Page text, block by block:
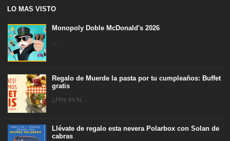
LO MAS VISTO
Monopoly Doble McDonald's 2026
Regalo de Muerde la pasta por tu cumpleaños: Buffet
gratis
¿Hoy es tu ...
Llévate de regalo esta nevera Polarbox con Solan de
cabras